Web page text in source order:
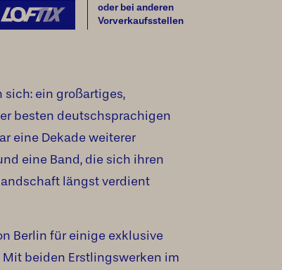
oder bei anderen
Vorverkaufsstellen
ein großartiges,
besten deutschsprachigen
eine Dekade weiterer
eine Band, die sich ihren
längst verdient
Berlin für einige exklusive
beiden Erstlingswerken im